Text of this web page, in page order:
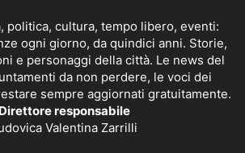
politica, cultura, tempo libero, eventi:
ogni giorno, da quindici anni. Storie,
e personaggi della città. Le news del
da non perdere, le voci dei
sempre aggiornati gratuitamente.
Direttore responsabile
Valentina Zarrilli